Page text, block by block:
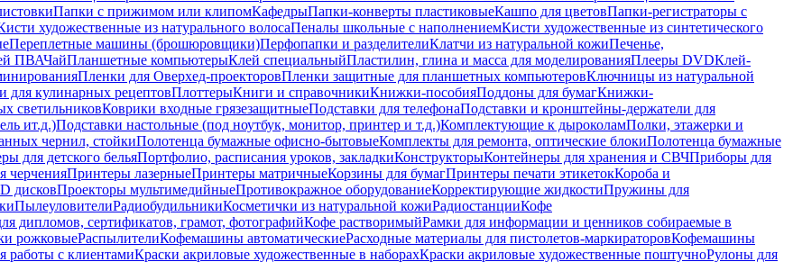
Папки с прижимом или клипомКафедрыПапки-конверты пластиковыеКашпо для цветовПапки-регистраторы с
художественные из натурального волосаПеналы школьные с наполнениемКисти художественные из синтетического
Переплетные машины (брошюровщики)Перфопапки и разделителиКлатчи из натуральной кожиПеченье,
ПВАЧайПланшетные компьютерыКлей специальныйПластилин, глина и масса для моделированияПлееры DVDКлей-
Пленки для Оверхед-проекторовПленки защитные для планшетных компьютеровКлючницы из натуральной
для кулинарных рецептовПлоттерыКниги и справочникиКнижки-пособияПоддоны для бумагКнижки-
светильниковКоврики входные грязезащитныеПодставки для телефонаПодставки и кронштейны-держатели для
ит.д.)Подставки настольные (под ноутбук, монитор, принтер и т.д.)Комплектующие к дыроколамПолки, этажерки и
чернил, стойкиПолотенца бумажные офисно-бытовыеКомплекты для ремонта, оптические блокиПолотенца бумажные
для детского бельяПортфолио, расписания уроков, закладкиКонструкторыКонтейнеры для хранения и СВЧПриборы для
черченияПринтеры лазерныеПринтеры матричныеКорзины для бумагПринтеры печати этикетокКороба и
дисковПроекторы мультимедийныеПротивокражное оборудованиеКорректирующие жидкостиПружины для
ПылеуловителиРадиобудильникиКосметички из натуральной кожиРадиостанцииКофе
дипломов, сертификатов, грамот, фотографийКофе растворимыйРамки для информации и ценников собираемые в
рожковыеРаспылителиКофемашины автоматическиеРасходные материалы для пистолетов-маркираторовКофемашины
работы с клиентамиКраски акриловые художественные в наборахКраски акриловые художественные поштучноРулоны для